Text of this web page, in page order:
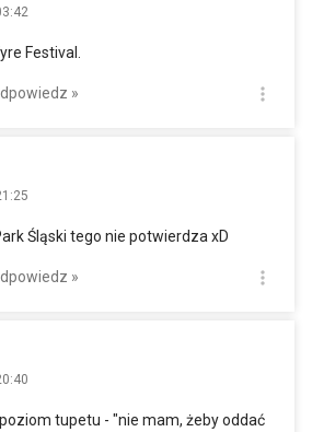
Festival.
»
Śląski tego nie potwierdza xD
»
tupetu - "nie mam, żeby oddać